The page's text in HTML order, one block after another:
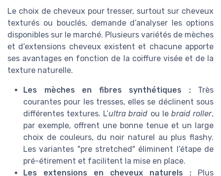
Le choix de cheveux pour tresser, surtout sur cheveux
texturés ou bouclés, demande d’analyser les options
disponibles sur le marché. Plusieurs variétés de mèches
et d’extensions cheveux existent et chacune apporte
ses avantages en fonction de la coiffure visée et de la
texture naturelle.
Les mèches en fibres synthétiques :Très
courantes pour les tresses, elles se déclinent sous
différentes textures. L’ultra braid ou le braid roller,
par exemple, offrent une bonne tenue et un large
choix de couleurs, du noir naturel au plus flashy.
Les variantes "pre stretched" éliminent l’étape de
pré-étirement et facilitent la mise en place.
Les extensions en cheveux naturels : Plus